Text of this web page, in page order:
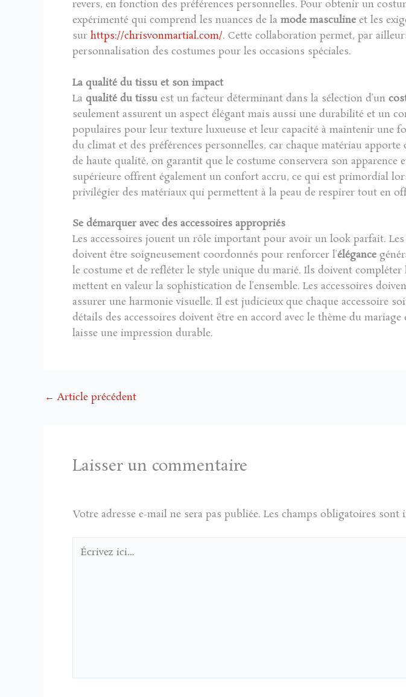
revers, en fonction des préférences personnelles. Pour obtenir un
expérimenté qui comprend les nuances de la mode masculineet les
sur https://chrisvonmartial.com/. Cette collaboration permet, par
personnalisation des costumes pour les occasions spéciales.
La qualité du tissu et son impact
La qualité du tissu est un facteur déterminant dans la sélection d’un
seulement assurent un aspect élégant mais aussi une durabilité et un
populaires pour leur texture luxueuse et leur capacité à maintenir une
du climat et des préférences personnelles, car chaque matériau
de haute qualité, on garantit que le costume conservera son
supérieure offrent également un confort accru, ce qui est primordial
privilégier des matériaux qui permettent à la peau de respirer tout en
Se démarquer avec des accessoires appropriés
Les accessoires jouent un rôle important pour avoir un look parfait.
doivent être soigneusement coordonnés pour renforcer l’élégance
le costume et de refléter le style unique du marié. Ils doivent
mettent en valeur la sophistication de l’ensemble. Les accessoires
assurer une harmonie visuelle. Il est judicieux que chaque accessoire
détails des accessoires doivent être en accord avec le thème du
laisse une impression durable.
← Article précédent
Laisser un commentaire
Votre adresse e-mail ne sera pas publiée. Les champs obligatoires sont
Écrivez
ici…